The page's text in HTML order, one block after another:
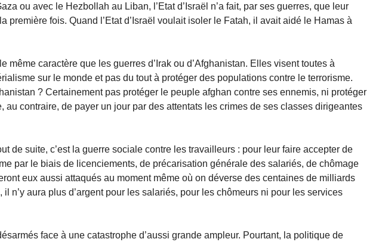
ou avec le Hezbollah au Liban, l’Etat d’Israël n’a fait, par ses guerres, que leur
première fois. Quand l’Etat d’Israël voulait isoler le Fatah, il avait aidé le Hamas à
même caractère que les guerres d’Irak ou d’Afghanistan. Elles visent toutes à
sur le monde et pas du tout à protéger des populations contre le terrorisme.
? Certainement pas protéger le peuple afghan contre ses ennemis, ni protéger
au contraire, de payer un jour par des attentats les crimes de ses classes dirigeantes
de suite, c’est la guerre sociale contre les travailleurs : pour leur faire accepter de
par le biais de licenciements, de précarisation générale des salariés, de chômage
eux aussi attaqués au moment même où on déverse des centaines de milliards
n’y aura plus d’argent pour les salariés, pour les chômeurs ni pour les services
face à une catastrophe d’aussi grande ampleur. Pourtant, la politique de